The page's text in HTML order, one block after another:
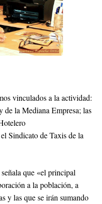
vinculados a la actividad:
de la Mediana Empresa; las
Sindicato de Taxis de la
que «el principal
a la población, a
y las que se irán sumando